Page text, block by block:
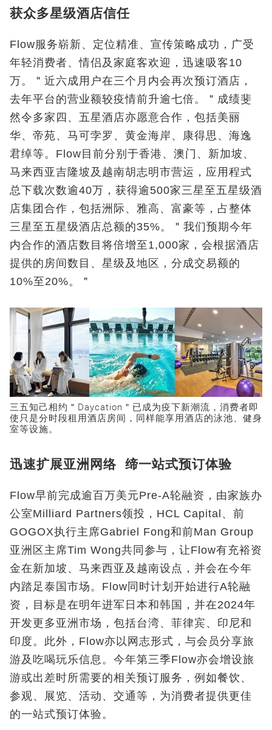
获众多星级酒店信任
Flow服务崭新、定位精准、宣传策略成功，广受
年轻消费者、情侣及家庭客欢迎，迅速吸客10
万。＂近六成用户在三个月内会再次预订酒店，
去年平台的营业额较疫情前升逾七倍。＂成绩斐
然令多家四、五星酒店亦愿意合作，包括美丽
华、帝苑、马可孛罗、黄金海岸、康得思、海逸
君绰等。Flow目前分别于香港、澳门、新加坡、
马来西亚吉隆坡及越南胡志明市营运，应用程式
总下载次数逾40万，获得逾500家三星至五星级酒
店集团合作，包括洲际、雅高、富豪等，占整体
三星至五星级酒店总额的35%。＂我们预期今年
内合作的酒店数目将倍增至1,000家，会根据酒店
提供的房间数目、星级及地区，分成交易额的
10%至20%。＂
三五知己相约＂Daycation＂已成为疫下新潮流，消费者即
使只是分时段租用酒店房间，同样能享用酒店的泳池、健身
室等设施。
迅速扩展亚洲网络 缔一站式预订体验
Flow早前完成逾百万美元Pre-A轮融资，由家族办
公室Milliard Partners领投，HCL Capital、前
GOGOX执行主席Gabriel Fong和前Man Group
亚洲区主席Tim Wong共同参与，让Flow有充裕资
金在新加坡、马来西亚及越南设点，并会在今年
内踏足泰国市场。Flow同时计划开始进行A轮融
资，目标是在明年进军日本和韩国，并在2024年
开发更多亚洲市场，包括台湾、菲律宾、印尼和
印度。此外，Flow亦以网志形式，与会员分享旅
游及吃喝玩乐信息。今年第三季Flow亦会增设旅
游或出差时所需要的相关预订服务，例如餐饮、
参观、展览、活动、交通等，为消费者提供更佳
的一站式预订体验。